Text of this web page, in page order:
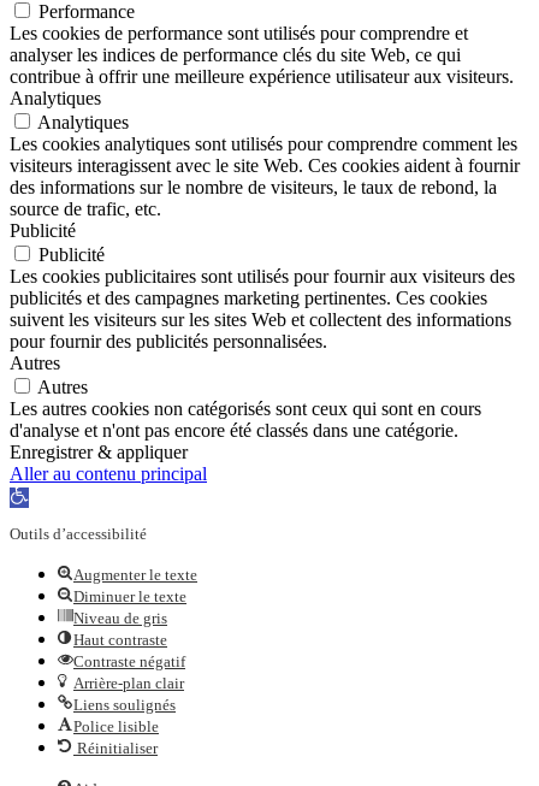
Performance
Les cookies de performance sont utilisés pour comprendre et
analyser les indices de performance clés du site Web, ce qui
contribue à offrir une meilleure expérience utilisateur aux visiteurs.
Analytiques
Analytiques
Les cookies analytiques sont utilisés pour comprendre comment les
visiteurs interagissent avec le site Web. Ces cookies aident à fournir
des informations sur le nombre de visiteurs, le taux de rebond, la
source de trafic, etc.
Publicité
Publicité
Les cookies publicitaires sont utilisés pour fournir aux visiteurs des
publicités et des campagnes marketing pertinentes. Ces cookies
suivent les visiteurs sur les sites Web et collectent des informations
pour fournir des publicités personnalisées.
Autres
Autres
Les autres cookies non catégorisés sont ceux qui sont en cours
d'analyse et n'ont pas encore été classés dans une catégorie.
Enregistrer & appliquer
Aller au contenu principal
Ouvrir
barre
Outils d’accessibilité
Augmenter le texte
Diminuer le texte
Niveau de gris
Haut contraste
Contraste négatif
Arrière-plan clair
Liens soulignés
Police lisible
Réinitialiser